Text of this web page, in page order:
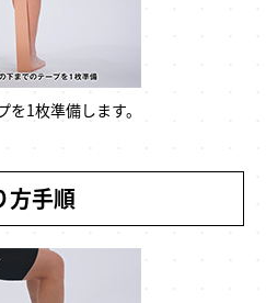
1枚準備します。
方手順